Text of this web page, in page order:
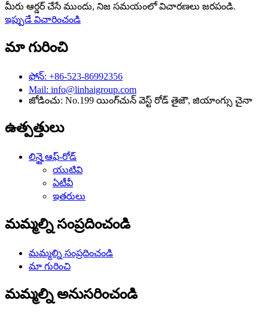
మీరు ఆర్డర్ చేసే ముందు, నిజ సమయంలో విచారణలు జరపండి.
ఇప్పుడే విచారించండి
మా గురించి
ఫోన్: +86-523-86992356
Mail: info@linhaigroup.com
జోడించు: No.199 యింగ్‌చున్ వెస్ట్ రోడ్ తైజౌ, జియాంగ్సు చైనా
ఉత్పత్తులు
లిన్హై ఆఫ్-రోడ్
యుటివి
ఏటీవీ
ఇతరులు
మమ్మల్ని సంప్రదించండి
మమ్మల్ని సంప్రదించండి
మా గురించి
మమ్మల్ని అనుసరించండి